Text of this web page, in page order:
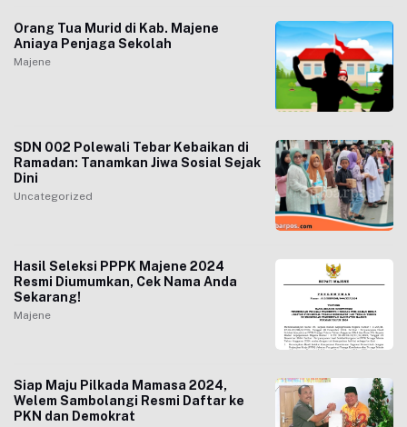
Orang Tua Murid di Kab. Majene
Aniaya Penjaga Sekolah
Majene
SDN 002 Polewali Tebar Kebaikan di
Ramadan: Tanamkan Jiwa Sosial Sejak
Dini
Uncategorized
Hasil Seleksi PPPK Majene 2024
Resmi Diumumkan, Cek Nama Anda
Sekarang!
Majene
Siap Maju Pilkada Mamasa 2024,
Welem Sambolangi Resmi Daftar ke
PKN dan Demokrat